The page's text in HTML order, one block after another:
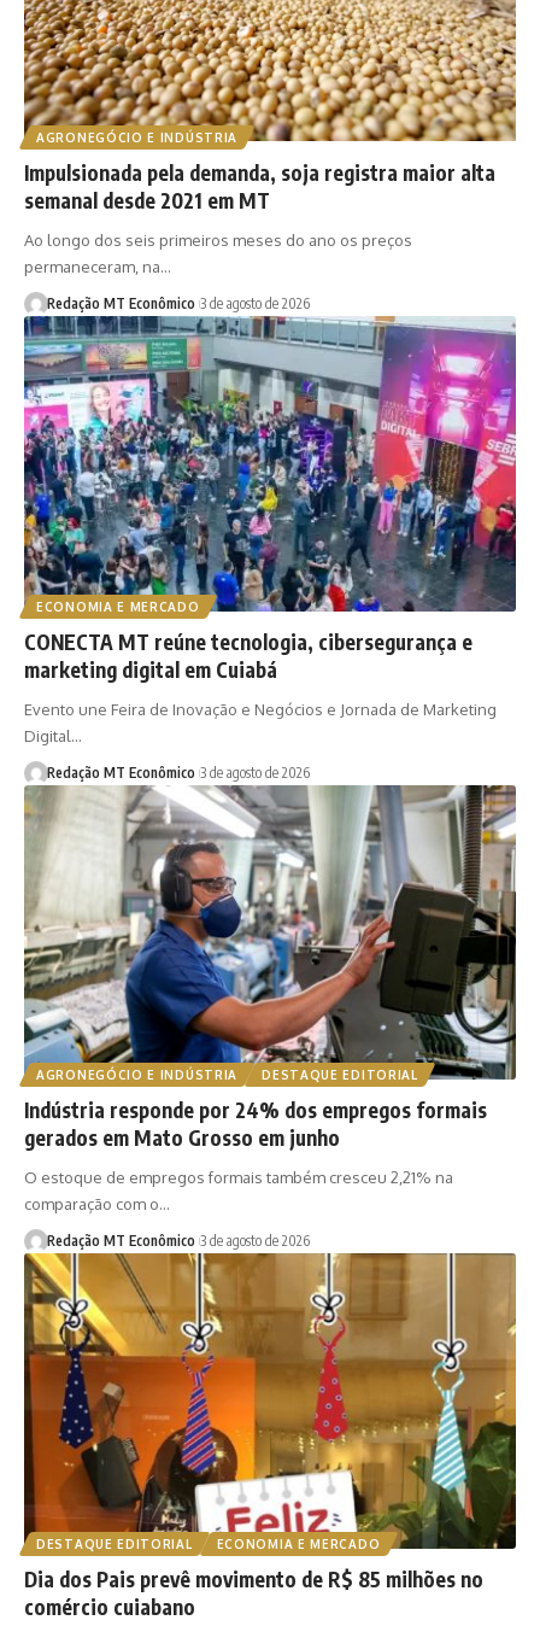
AGRONEGÓCIO E INDÚSTRIA
Impulsionada pela demanda, soja registra maior alta
semanal desde 2021 em MT
Ao longo dos seis primeiros meses do ano os preços
permaneceram, na…
Redação MT Econômico 3 de agosto de 2026
ECONOMIA E MERCADO
CONECTA MT reúne tecnologia, cibersegurança e
marketing digital em Cuiabá
Evento une Feira de Inovação e Negócios e Jornada de Marketing
Digital…
Redação MT Econômico 3 de agosto de 2026
AGRONEGÓCIO E INDÚSTRIA DESTAQUE EDITORIAL
Indústria responde por 24% dos empregos formais
gerados em Mato Grosso em junho
O estoque de empregos formais também cresceu 2,21% na
comparação com o…
Redação MT Econômico 3 de agosto de 2026
DESTAQUE EDITORIAL ECONOMIA E MERCADO
Dia dos Pais prevê movimento de R$ 85 milhões no
comércio cuiabano